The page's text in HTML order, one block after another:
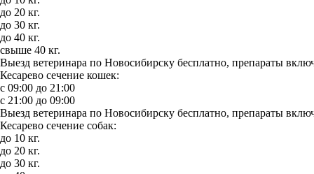
до 20 кг.
до 30 кг.
до 40 кг.
свыше 40 кг.
Выезд ветеринара по Новосибирску бесплатно, препараты
Кесарево сечение кошек:
с 09:00 до 21:00
с 21:00 до 09:00
Выезд ветеринара по Новосибирску бесплатно, препараты
Кесарево сечение собак:
до 10 кг.
до 20 кг.
до 30 кг.